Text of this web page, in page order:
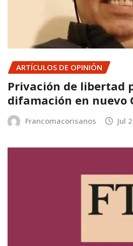
ARTÍCULOS DE OPINIÓN
Privación de libertad
difamación en nuevo
Francomacorisanos Jul